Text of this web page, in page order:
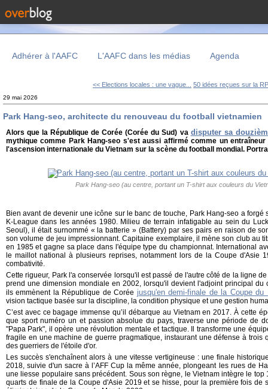
Adhérer à l'AAFC L'AAFC dans les médias Agenda
<< Elections locales : une vague... 50 idées reçues sur la
29 mai 2026
Park Hang-seo, architecte du renouveau du football vietnamien
Alors que la République de Corée (Corée du Sud) va disputer sa
mythique comme Park Hang-seo s'est aussi affirmé comme un
l'ascension internationale du Vietnam sur la scène du football mondial.
Park Hang-seo (au centre, portant un T-shirt aux couleurs du
Bien avant de devenir une icône sur le banc de touche, Park Hang-seo a
K-League dans les années 1980. Milieu de terrain infatigable au sein du
Seoul), il était surnommé « la batterie » (Battery) par ses pairs en raison de
son volume de jeu impressionnant. Capitaine exemplaire, il mène son club au
en 1985 et gagne sa place dans l'équipe type du championnat. International
le maillot national à plusieurs reprises, notamment lors de la Coupe d'Asie
combativité.
Cette rigueur, Park l'a conservée lorsqu'il est passé de l'autre côté de la ligne
prend une dimension mondiale en 2002, lorsqu'il devient l'adjoint principal du
ils emmènent la République de Corée jusqu'en demi-finale de la Coupe du
vision tactique basée sur la discipline, la condition physique et une gestion
C’est avec ce bagage immense qu’il débarque au Vietnam en 2017. À cette
que sport numéro un et passion absolue du pays, traverse une période de
"Papa Park", il opère une révolution mentale et tactique. Il transforme une
fragile en une machine de guerre pragmatique, instaurant une défense à trois
des guerriers de l'étoile d'or.
Les succès s'enchaînent alors à une vitesse vertigineuse : une finale
2018, suivie d'un sacre à l’AFF Cup la même année, plongeant les rues de
une liesse populaire sans précédent. Sous son règne, le Vietnam intègre le top
quarts de finale de la Coupe d'Asie 2019 et se hisse, pour la première fois de